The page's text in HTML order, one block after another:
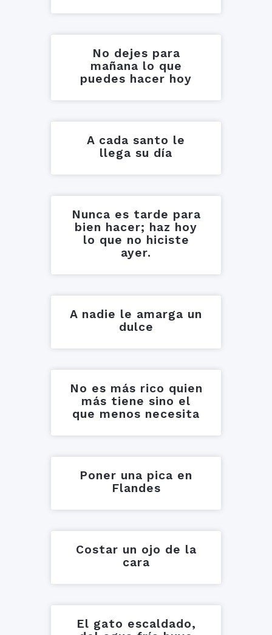
No dejes para
mañana lo que
puedes hacer hoy
A cada santo le
llega su día
Nunca es tarde para
bien hacer; haz hoy
lo que no hiciste
ayer.
A nadie le amarga un
dulce
No es más rico quien
más tiene sino el
que menos necesita
Poner una pica en
Flandes
Costar un ojo de la
cara
El gato escaldado,